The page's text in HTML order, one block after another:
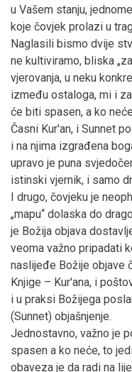
u Vašem stanju,
koje čovjek prolazi u
Naglasili bismo dvije
ne kultiviramo, bliska
vjerovanja, u neku
između ostaloga, mi i
će biti spasen, a ko
Časni Kur'an, i Sunnet
i na njima izgrađena
upravo je puna
istinski vjernik, i samo
I drugo, čovjeku je
„mapu“ dolaska do
je Božija objava
veoma važno pripadati
naslijeđe Božije objave
Knjige – Kur'ana, i
i u praksi Božijega
(Sunnet) objašnjenje.
Jednostavno, važno je
spasen a ko neće, to
obaveza je da radi na